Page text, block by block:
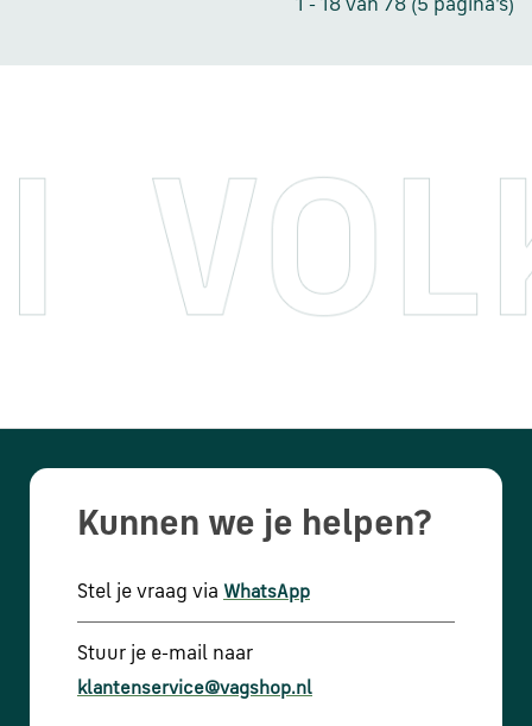
1 - 18 van 78 (5 pagina's)
Kunnen we je helpen?
Stel je vraag via WhatsApp
Stuur je e-mail naar
klantenservice@vagshop.nl